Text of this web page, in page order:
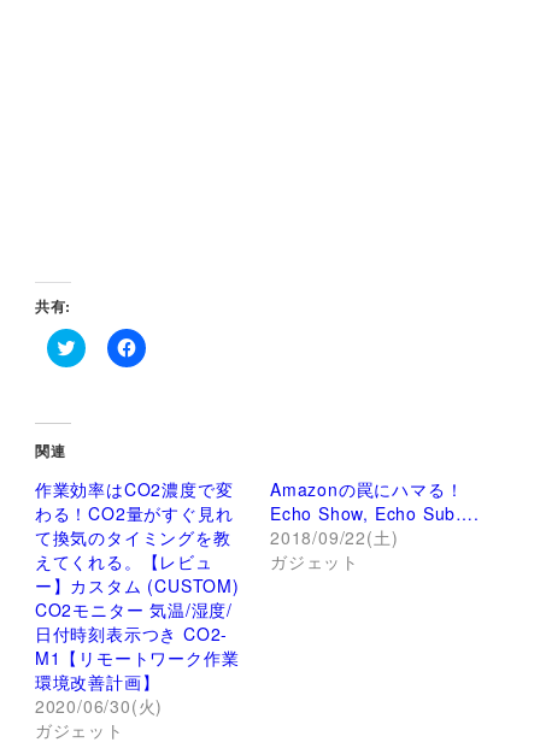
共有:
ク
し
て
T
i
t
t
e
r
で
共
有
(
新
し
い
ウ
ィ
ン
ド
ウ
F
で
共
有
す
る
に
は
ク
リ
ッ
ク
し
て
く
だ
さ
関連
作業効率はCO2濃度で変
わる！CO2量がすぐ見れ
て換気のタイミングを教
えてくれる。【レビュ
ー】カスタム (CUSTOM)
CO2モニター 気温/湿度/
日付時刻表示つき CO2-
M1【リモートワーク作業
環境改善計画】
2020/06/30(火)
ガジェット
Amazonの罠にハマる！
Echo Show, Echo Sub….
2018/09/22(土)
ガジェット